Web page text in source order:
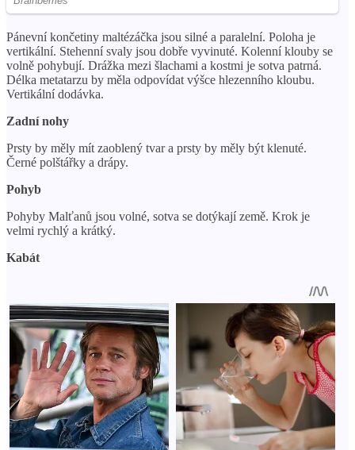
Pánevní končetiny maltézáčka jsou silné a paralelní. Poloha je
vertikální. Stehenní svaly jsou dobře vyvinuté. Kolenní klouby se
volně pohybují. Drážka mezi šlachami a kostmi je sotva patrná.
Délka metatarzu by měla odpovídat výšce hlezenního kloubu.
Vertikální dodávka.
Zadní nohy
Prsty by měly mít zaoblený tvar a prsty by měly být klenuté.
Černé polštářky a drápy.
Pohyb
Pohyby Malťanů jsou volné, sotva se dotýkají země. Krok je
velmi rychlý a krátký.
Kabát